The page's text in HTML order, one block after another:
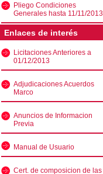
Pliego Condiciones
Generales hasta 11/11/2013
Enlaces de interés
Licitaciones Anteriores a
01/12/2013
Adjudicaciones Acuerdos
Marco
Anuncios de Informacion
Previa
Manual de Usuario
Cert. de composicion de las